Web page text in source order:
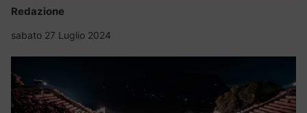
Redazione
sabato 27 Luglio 2024